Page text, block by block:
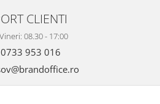
CLIENTI
08.30 - 17:00
0733 953 016